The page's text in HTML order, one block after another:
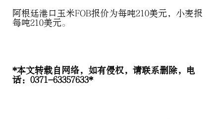
阿根廷港口玉米FOB报价为每吨210美元，小麦报
每吨210美元。
*本文转载自网络，如有侵权，请联系删除，电
话：0371-63357633*